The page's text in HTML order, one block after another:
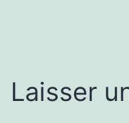
Laisser